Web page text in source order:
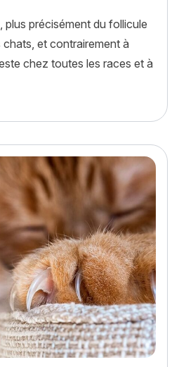
plus précisément du follicule
et contrairement à
chez toutes les races et à